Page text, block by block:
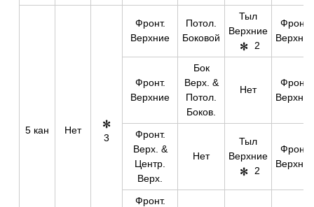
5 кан Нет
3
Фронт.
Верхние
Потол.
Боковой
Тыл
Верхние
2
Фронт.
Верхние
Фронт.
Верхние
Бок
Верх. &
Потол.
Боков.
Нет
Фронт.
Верхние
Фронт.
Верх. &
Центр.
Верх.
Нет
Тыл
Верхние
2
Фронт.
Верхние
Фронт.